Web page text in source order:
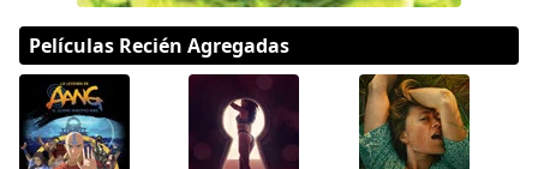
Películas Recién Agregadas